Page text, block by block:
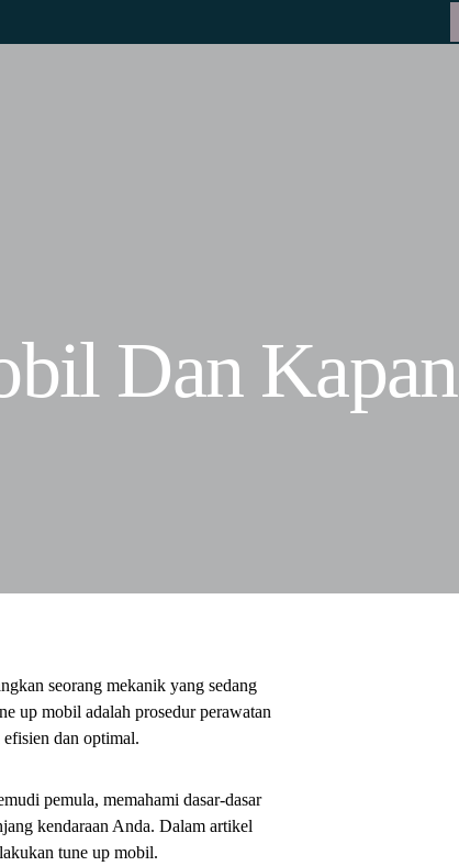
Dan Kapan
seorang mekanik yang sedang
up mobil adalah prosedur perawatan
dan optimal.
pemula, memahami dasar-dasar
kendaraan Anda. Dalam artikel
tune up mobil.